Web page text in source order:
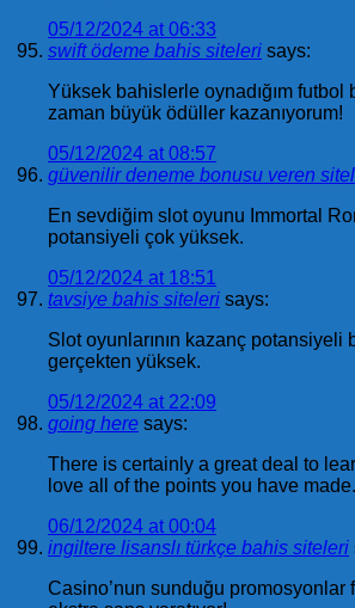
05/12/2024 at 06:33
swift ödeme bahis siteleri says:
Yüksek bahislerle oynadığım futbol
zaman büyük ödüller kazanıyorum!
05/12/2024 at 08:57
güvenilir deneme bonusu veren
En sevdiğim slot oyunu Immortal
potansiyeli çok yüksek.
05/12/2024 at 18:51
tavsiye bahis siteleri says:
Slot oyunlarının kazanç potansiyeli
gerçekten yüksek.
05/12/2024 at 22:09
going here says:
There is certainly a great deal to
love all of the points you have made.
06/12/2024 at 00:04
ingiltere lisanslı türkçe bahis siteleri
Casino’nun sunduğu promosyonlar